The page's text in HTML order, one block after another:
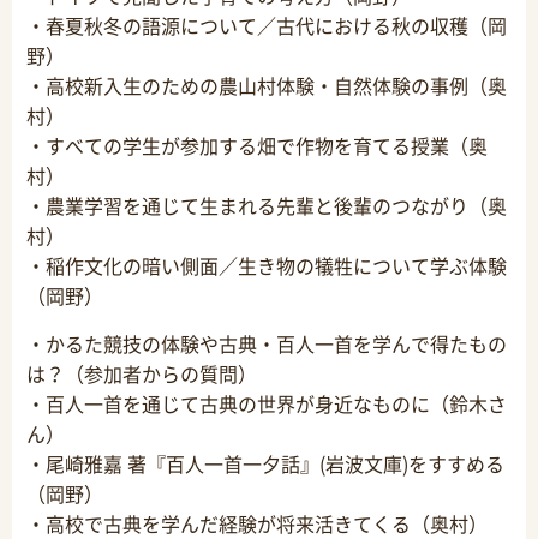
・春夏秋冬の語源について／古代における秋の収穫（岡
野）
・高校新入生のための農山村体験・自然体験の事例（奥
村）
・すべての学生が参加する畑で作物を育てる授業（奥
村）
・農業学習を通じて生まれる先輩と後輩のつながり（奥
村）
・稲作文化の暗い側面／生き物の犠牲について学ぶ体験
（岡野）
・かるた競技の体験や古典・百人一首を学んで得たもの
は？（参加者からの質問）
・百人一首を通じて古典の世界が身近なものに（鈴木さ
ん）
・尾崎雅嘉 著『百人一首一夕話』(岩波文庫)をすすめる
（岡野）
・高校で古典を学んだ経験が将来活きてくる（奥村）